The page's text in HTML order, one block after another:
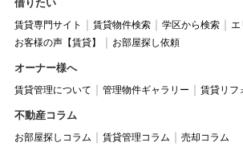
借りたい
賃貸専門サイト 賃貸物件検索 学区から検索
エ
お客様の声【賃貸】
お部屋探し依頼
オーナー様へ
賃貸管理について 管理物件ギャラリー 賃貸リフ
不動産コラム
お部屋探しコラム 賃貸管理コラム 売却コラム